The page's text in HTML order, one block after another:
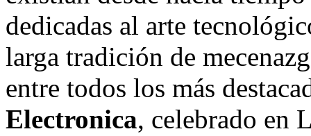
dedicadas al arte
larga tradición de
entre todos los más
Electronica, celebrado en